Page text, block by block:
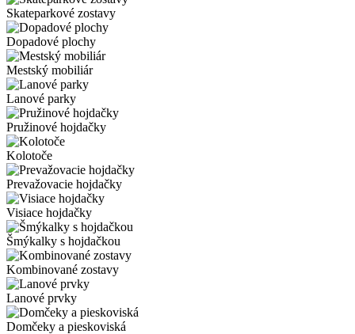
Skateparkové zostavy
Dopadové plochy
Mestský mobiliár
Lanové parky
Pružinové hojdačky
Kolotoče
Prevažovacie hojdačky
Visiace hojdačky
Šmýkalky s hojdačkou
Kombinované zostavy
Lanové prvky
Domčeky a pieskoviská